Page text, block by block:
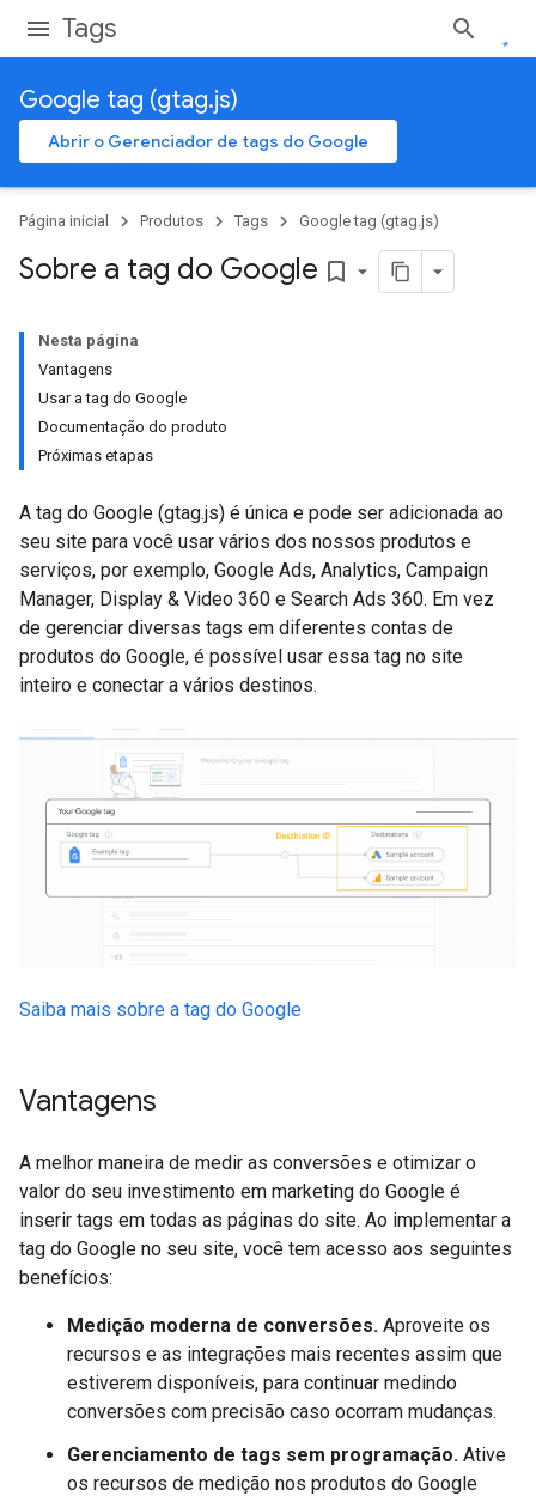
Tags
Google tag (gtag.js)
Abrir o Gerenciador de tags do Google
Página inicial Produtos Tags Google tag (gtag.js)
Sobre a tag do Google bookmark_border
Nesta página
Vantagens
Usar a tag do Google
Documentação do produto
Próximas etapas
A tag do Google (gtag.js) é única e pode ser adicionada ao
seu site para você usar vários dos nossos produtos e
serviços, por exemplo, Google Ads, Analytics, Campaign
Manager, Display & Video 360 e Search Ads 360. Em vez
de gerenciar diversas tags em diferentes contas de
produtos do Google, é possível usar essa tag no site
inteiro e conectar a vários destinos.
Saiba mais sobre a tag do Google
Vantagens
A melhor maneira de medir as conversões e otimizar o
valor do seu investimento em marketing do Google é
inserir tags em todas as páginas do site. Ao implementar a
tag do Google no seu site, você tem acesso aos seguintes
benefícios:
Medição moderna de conversões. Aproveite os
recursos e as integrações mais recentes assim que
estiverem disponíveis, para continuar medindo
conversões com precisão caso ocorram mudanças.
Gerenciamento de tags sem programação. Ative
os recursos de medição nos produtos do Google